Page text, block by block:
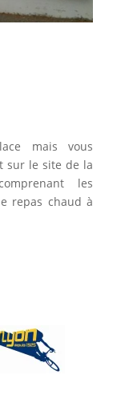
mais vous
sur le site de la
les
repas chaud à